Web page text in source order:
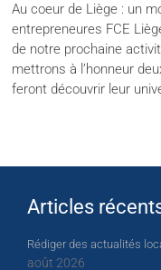
Au coeur de Liège : un
entrepreneures FCE
de notre prochaine
mettrons à l’honneur
feront découvrir leur
Articles
Rédiger des actualités
août 2026